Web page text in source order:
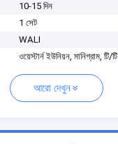
10-15 দিন
1 সেট
WALI
ওয়েস্টার্ন ইউনিয়ন, মানিগ্রাম, টি/টি
আরো দেখুন